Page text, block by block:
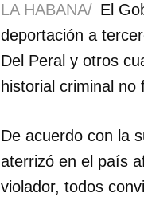
LA HABANA/ El
deportación a
Del Peral y otros
historial criminal
De acuerdo con la
aterrizó en el país
violador, todos